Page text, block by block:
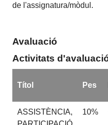
de l'assignatura/mòdul.
Avaluació
Activitats
Títol Pes
ASSISTÈNCIA,
10%